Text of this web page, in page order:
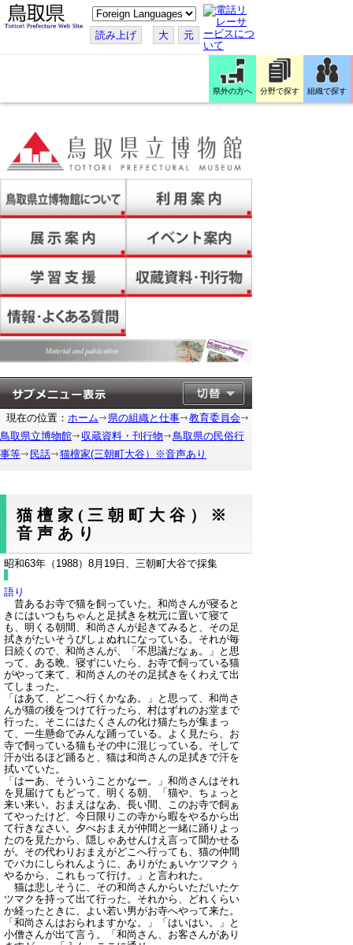
こ
の
ペ
ー
す
読み上げ 大 元
県外の方へ 分野で探す 組織で探す
現在の位置： ホーム 県の組織と仕事
教育委員会
鳥取県立博物館
収蔵資料・刊行物
鳥取県の民俗行
事等
民話 猫檀家(三朝町大谷）※音声あり
猫檀家(三朝町大谷）※
音声あり
昭和63年（1988）8月19日、三朝町大谷で採集
語り
昔あるお寺で猫を飼っていた。和尚さんが寝ると
きにはいつもちゃんと足拭きを枕元に置いて寝て
も、明くる朝間、和尚さんが起きてみると、その足
拭きがたいそうびしょぬれになっている。それが毎
日続くので、和尚さんが、「不思議だなぁ。」と思
って、ある晩、寝ずにいたら、お寺で飼っている猫
がやって来て、和尚さんのその足拭きをくわえて出
てしまった。
「はあて、どこへ行くかなあ。」と思って、和尚さ
んが猫の後をつけて行ったら、村はずれのお堂まで
行った。そこにはたくさんの化け猫たちが集まっ
て、一生懸命でみんな踊っている。よく見たら、お
寺で飼っている猫もその中に混じっている。そして
汗が出るほど踊ると、猫は和尚さんの足拭きで汗を
拭いていた。
「はーあ、そういうことかなー。」和尚さんはそれ
を見届けてもどって、明くる朝、「猫や、ちょっと
来い来い。おまえはなあ、長い間、このお寺で飼ぁ
てやったけど、今日限りこの寺から暇をやるから出
て行きなさい。夕べおまえが仲間と一緒に踊りよっ
たのを見たから、隠しゃあせんけえ言って聞かせる
が。その代わりおまえがどこへ行っても、猫の仲間
でバカにしられんように、ありがたぁいケツマクぅ
やるから、これもって行け。」と言われた。
猫は悲しそうに、その和尚さんからいただいたケ
ツマクを持って出て行った。それから、どれくらい
か経ったときに、よい若い男がお寺へやって来た。
「和尚さんはおられますかな。」「はいはい。」と
小僧さんが出て言う。「和尚さん、お客さんがあり